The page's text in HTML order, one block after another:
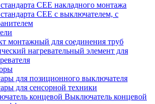
стандарта СЕЕ накладного монтажа
стандарта СЕЕ с выключателем, с
монтажный для соединения труб
нагревательный элемент для
для позиционного выключателя
для сенсорной техники
Выключатель концевой